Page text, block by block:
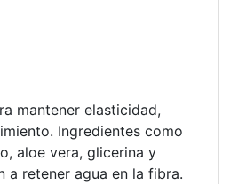
mantener elasticidad,
Ingredientes como
aloe vera, glicerina y
a retener agua en la fibra.